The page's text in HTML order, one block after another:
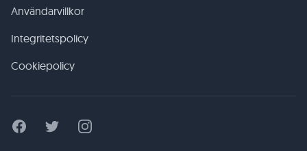
Användarvillkor
Integritetspolicy
Cookiepolicy
FacebookTwitter Instagram